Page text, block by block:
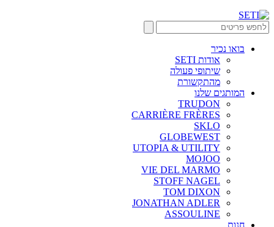
בואו נכיר
אודות SETI
שיתופי פעולה
מהתקשורת
המותגים שלנו
TRUDON
CARRIÈRE FRÈRES
SKLO
GLOBEWEST
UTOPIA & UTILITY
MOJOO
VIE DEL MARMO
STOFF NAGEL
TOM DIXON
JONATHAN ADLER
ASSOULINE
חנות